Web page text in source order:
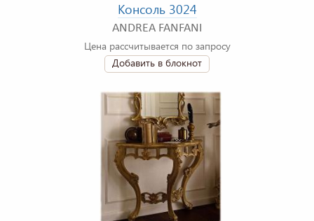
Консоль 3024
ANDREA FANFANI
Цена рассчитывается по запросу
Добавить в блокнот